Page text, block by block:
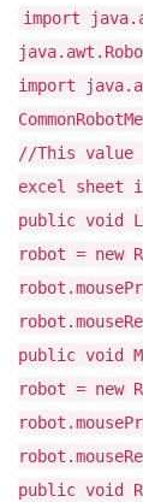
import
import
//This value
excel sheet
public void
robot = new
public void
robot = new
public void